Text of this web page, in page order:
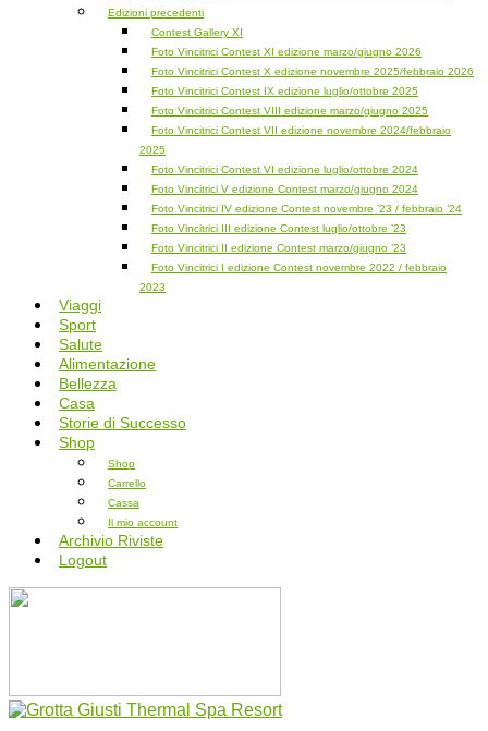
Edizioni precedenti
Contest Gallery XI
Foto Vincitrici Contest XI edizione marzo/giugno 2026
Foto Vincitrici Contest X edizione novembre 2025/febbraio 2026
Foto Vincitrici Contest IX edizione luglio/ottobre 2025
Foto Vincitrici Contest VIII edizione marzo/giugno 2025
Foto Vincitrici Contest VII edizione novembre 2024/febbraio
2025
Foto Vincitrici Contest VI edizione luglio/ottobre 2024
Foto Vincitrici V edizione Contest marzo/giugno 2024
Foto Vincitrici IV edizione Contest novembre ’23 / febbraio ’24
Foto Vincitrici III edizione Contest luglio/ottobre ’23
Foto Vincitrici II edizione Contest marzo/giugno ’23
Foto Vincitrici I edizione Contest novembre 2022 / febbraio
2023
Viaggi
Sport
Salute
Alimentazione
Bellezza
Casa
Storie di Successo
Shop
Shop
Carrello
Cassa
Il mio account
Archivio Riviste
Logout